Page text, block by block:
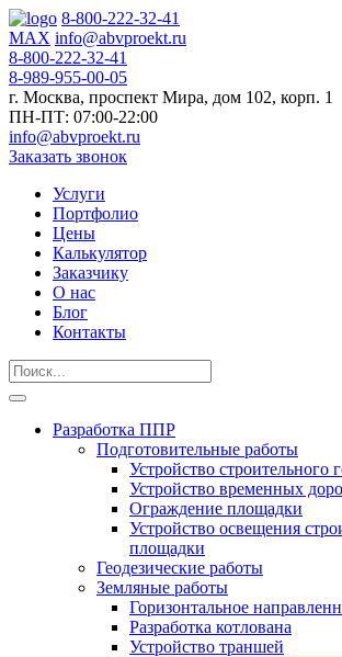
8-800-222-32-41
MAX info@abvproekt.ru
8-800-222-32-41
8-989-955-00-05
г. Москва, проспект Мира, дом 102, корп. 1
ПН-ПТ: 07:00-22:00
info@abvproekt.ru
Заказать звонок
Услуги
Портфолио
Цены
Калькулятор
Заказчику
О нас
Блог
Контакты
Разработка ППР
Подготовительные работы
Устройство строительного
Устройство временных
Ограждение площадки
Устройство освещения
площадки
Геодезические работы
Земляные работы
Горизонтальное
Разработка котлована
Устройство траншей